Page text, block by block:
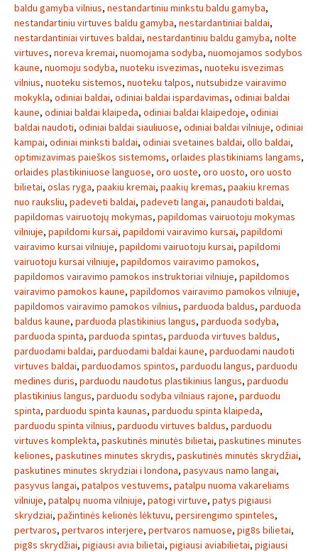
baldu gamyba vilnius, nestandartiniu minkstu baldu gamyba,
nestandartiniu virtuves baldu gamyba, nestardantiniai baldai,
nestardantiniai virtuves baldai, nestardantiniu baldu gamyba, nolte
virtuves, noreva kremai, nuomojama sodyba, nuomojamos sodybos
kaune, nuomoju sodyba, nuoteku isvezimas, nuoteku isvezimas
vilnius, nuoteku sistemos, nuoteku talpos, nutsubidze vairavimo
mokykla, odiniai baldai, odiniai baldai ispardavimas, odiniai baldai
kaune, odiniai baldai klaipeda, odiniai baldai klaipedoje, odiniai
baldai naudoti, odiniai baldai siauliuose, odiniai baldai vilniuje, odiniai
kampai, odiniai minksti baldai, odiniai svetaines baldai, ollo baldai,
optimizavimas paieškos sistemoms, orlaides plastikiniams langams,
orlaides plastikiniuose languose, oro uoste, oro uosto, oro uosto
bilietai, oslas ryga, paakiu kremai, paakių kremas, paakiu kremas
nuo rauksliu, padeveti baldai, padeveti langai, panaudoti baldai,
papildomas vairuotojų mokymas, papildomas vairuotoju mokymas
vilniuje, papildomi kursai, papildomi vairavimo kursai, papildomi
vairavimo kursai vilniuje, papildomi vairuotoju kursai, papildomi
vairuotoju kursai vilniuje, papildomos vairavimo pamokos,
papildomos vairavimo pamokos instruktoriai vilniuje, papildomos
vairavimo pamokos kaune, papildomos vairavimo pamokos vilniuje,
papildomos vairavimo pamokos vilnius, parduoda baldus, parduoda
baldus kaune, parduoda plastikinius langus, parduoda sodyba,
parduoda spinta, parduoda spintas, parduoda virtuves baldus,
parduodami baldai, parduodami baldai kaune, parduodami naudoti
virtuves baldai, parduodamos spintos, parduodu langus, parduodu
medines duris, parduodu naudotus plastikinius langus, parduodu
plastikinius langus, parduodu sodyba vilniaus rajone, parduodu
spinta, parduodu spinta kaunas, parduodu spinta klaipeda,
parduodu spinta vilnius, parduodu virtuves baldus, parduodu
virtuves komplekta, paskutinės minutės bilietai, paskutines minutes
keliones, paskutines minutes skrydis, paskutinės minutės skrydžiai,
paskutines minutes skrydziai i londona, pasyvaus namo langai,
pasyvus langai, patalpos vestuvems, patalpu nuoma vakareliams
vilniuje, patalpų nuoma vilniuje, patogi virtuve, patys pigiausi
skrydziai, pažintinės kelionės lėktuvu, persirengimo spinteles,
pertvaros, pertvaros interjere, pertvaros namuose, pig8s bilietai,
pig8s skrydžiai, pigiausi avia bilietai, pigiausi aviabilietai, pigiausi